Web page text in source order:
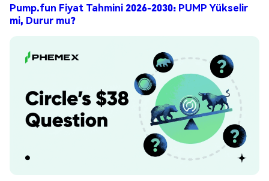
Pump.fun Fiyat Tahmini 2026-2030: PUMP Yükselir
mi, Durur mu?